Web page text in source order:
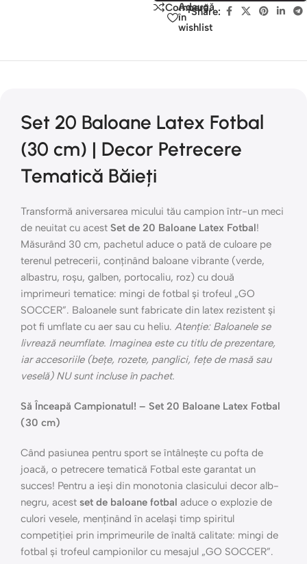
Compară
Adaugă
în
wishlist
Share:
Set 20 Baloane Latex Fotbal
(30 cm) | Decor Petrecere
Tematică Băieți
Transformă aniversarea micului tău campion într-un meci
de neuitat cu acest Set de 20 Baloane Latex Fotbal!
Măsurând 30 cm, pachetul aduce o pată de culoare pe
terenul petrecerii, conținând baloane vibrante (verde,
albastru, roșu, galben, portocaliu, roz) cu două
imprimeuri tematice: mingi de fotbal și trofeul „GO
SOCCER”. Baloanele sunt fabricate din latex rezistent și
pot fi umflate cu aer sau cu heliu. Atenție: Baloanele se
livrează neumflate. Imaginea este cu titlu de prezentare,
iar accesoriile (bețe, rozete, panglici, fețe de masă sau
veselă) NU sunt incluse în pachet.
Să Înceapă Campionatul! – Set 20 Baloane Latex Fotbal
(30 cm)
Când pasiunea pentru sport se întâlnește cu pofta de
joacă, o petrecere tematică Fotbal este garantat un
succes! Pentru a ieși din monotonia clasicului decor alb-
negru, acest set de baloane fotbal aduce o explozie de
culori vesele, menținând în același timp spiritul
competiției prin imprimeurile de înaltă calitate: mingi de
fotbal și trofeul campionilor cu mesajul „GO SOCCER”.